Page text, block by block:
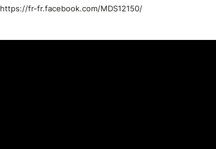
https://fr-fr.facebook.com/MDS12150/